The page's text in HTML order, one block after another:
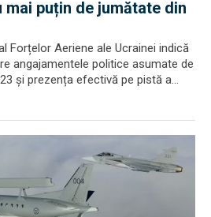
mai puțin de jumătate din
Forțelor Aeriene ale Ucrainei indică
angajamentele politice asumate de
și prezența efectivă pe pistă a...